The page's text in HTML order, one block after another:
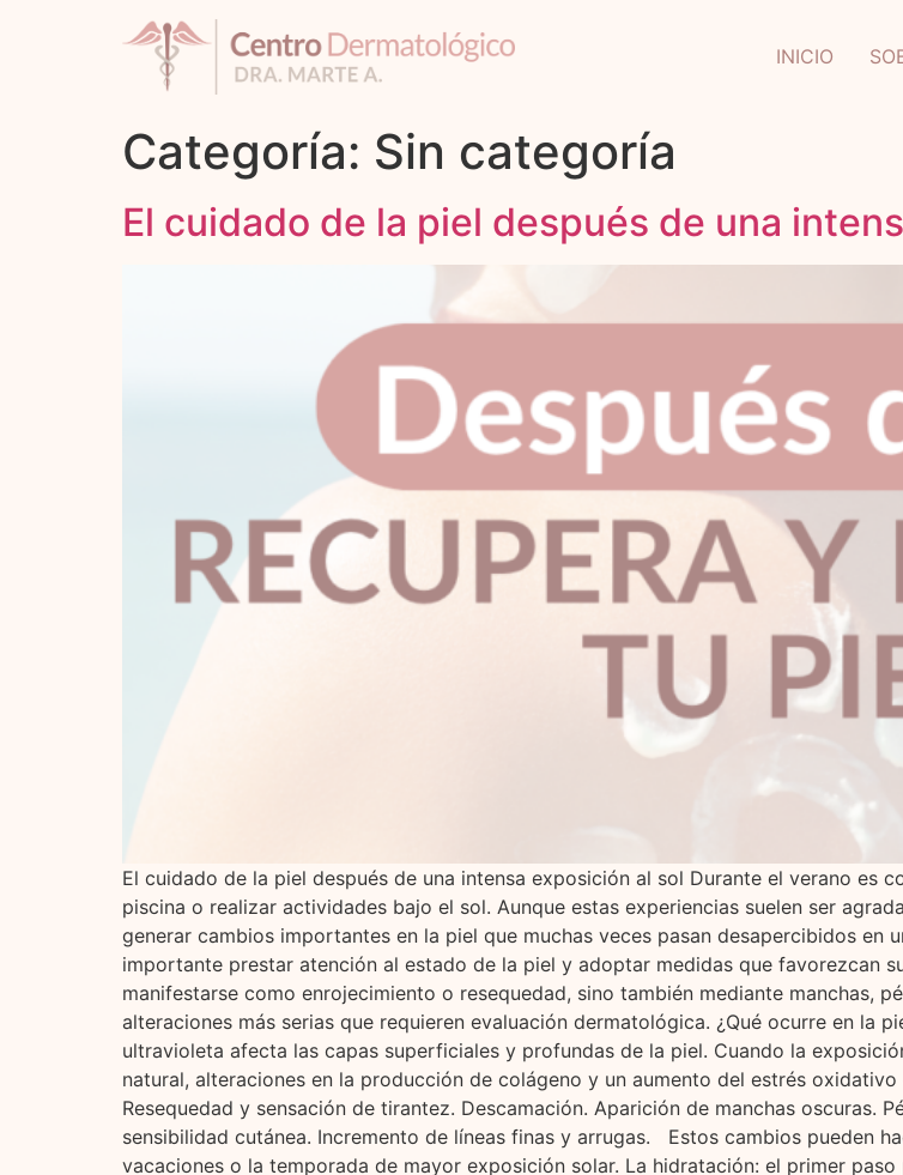
INICIO
Categoría: Sin categoría
El cuidado de la piel después de una
El cuidado de la piel después de una intensa exposición al sol Durante el verano es
piscina o realizar actividades bajo el sol. Aunque estas experiencias suelen ser
generar cambios importantes en la piel que muchas veces pasan desapercibidos en
importante prestar atención al estado de la piel y adoptar medidas que favorezcan
manifestarse como enrojecimiento o resequedad, sino también mediante manchas,
alteraciones más serias que requieren evaluación dermatológica. ¿Qué ocurre en la
ultravioleta afecta las capas superficiales y profundas de la piel. Cuando la
natural, alteraciones en la producción de colágeno y un aumento del estrés
Resequedad y sensación de tirantez. Descamación. Aparición de manchas oscuras.
sensibilidad cutánea. Incremento de líneas finas y arrugas. Estos cambios pueden
vacaciones o la temporada de mayor exposición solar. La hidratación: el primer